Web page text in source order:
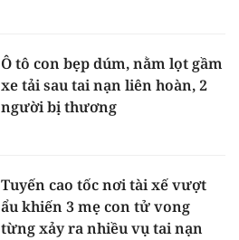
Ô tô con bẹp dúm, nằm lọt gầm
xe tải sau tai nạn liên hoàn, 2
người bị thương
Tuyến cao tốc nơi tài xế vượt
ẩu khiến 3 mẹ con tử vong
từng xảy ra nhiều vụ tai nạn